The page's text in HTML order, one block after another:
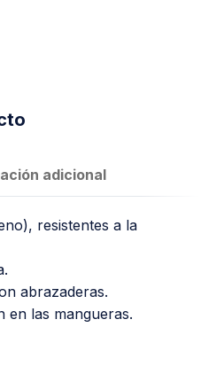
adicional
resistentes a la
abrazaderas.
en las mangueras.